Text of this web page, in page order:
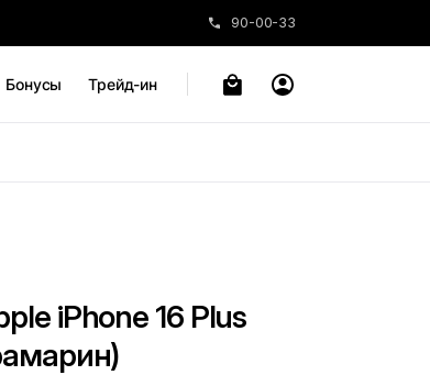
90-00-33
Бонусы Трейд-ин
iPhone 16 Plus